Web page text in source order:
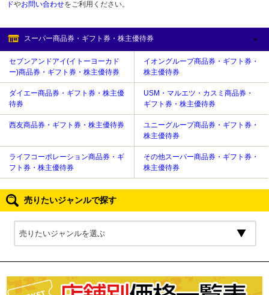
ドやお問い合わせをご利用ください。
スーパー商品券・ギフト券・株主優待券
セブンアンドアイ(イトーヨーカド
ー)商品券・ギフト券・株主優待券
イオングループ商品券・ギフト券・
株主優待券
ダイエー商品券・ギフト券・株主優
待券
USM・マルエツ・カスミ商品券・
ギフト券・株主優待券
西友商品券・ギフト券・株主優待券
ユニーグループ商品券・ギフト券・
株主優待券
ライフコーポレーション商品券・ギ
フト券・株主優待券
その他スーパー商品券・ギフト券・
株主優待券
売りたいジャンルで探す